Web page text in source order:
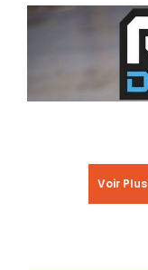
Voir Plus